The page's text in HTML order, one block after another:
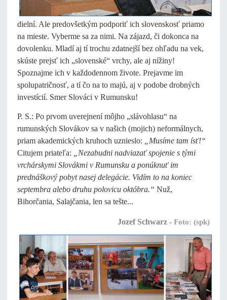
dielní. Ale predovšetkým podporiť ich slovenskosť priamo
na mieste. Vyberme sa za nimi. Na zájazd, či dokonca na
dovolenku. Mladí aj tí trochu zdatnejší bez ohľadu na vek,
skúste prejsť ich „slovenské“ vrchy, ale aj nížiny!
Spoznajme ich v každodennom živote. Prejavme im
spolupatričnosť, a tí čo na to majú, aj v podobe drobných
investícií. Smer Slováci v Rumunsku!
P. S.: Po prvom uverejnení môjho „slávohlasu“ na
rumunských Slovákov sa v našich (mojich) neformálnych,
priam akademických kruhoch uznieslo:
„Musíme tam ísť!“
Citujem priateľa:
„Nezabudni nadviazať spojenie s tými
vrchárskymi Slovákmi v Rumunsku a ponúknuť im
prednáškový pobyt nasej delegácie. Vidím to na koniec
septembra alebo druhu polovicu októbra.“ Nuž,
Bihorčania, Salajčania, len sa tešte...
Jozef Schwarz - Foto: (spk)